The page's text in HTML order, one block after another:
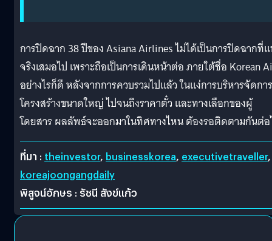
การปิดฉาก 38 ปีของ Asiana Airlines ไม่ได้เป็นการปิดฉากที่
จริงเสมอไป เพราะถือเป็นการเดินหน้าต่อ ภายใต้ชื่อ Korean
อย่างไรก็ดี หลังจากการควบรวมไปแล้ว ในแง่การบริหารจัดการ
โครงสร้างขนาดใหญ่ ไปจนถึงราคาตั๋ว และทางเลือกของผู้
โดยสาร ผลลัพธ์จะออกมาในทิศทางไหน ต้องรอติดตามกันต่
ที่มา : theinvestor, businesskorea, executivetraveller,
koreajoongangdaily
พิสูจน์อักษร : รัชนี สังข์แก้ว